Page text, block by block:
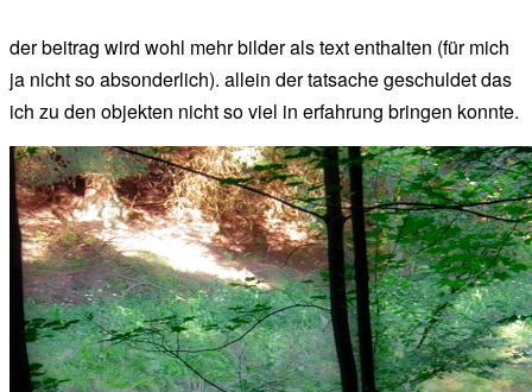
der beitrag wird wohl mehr bilder als text enthalten (für mich
ja nicht so absonderlich). allein der tatsache geschuldet das
ich zu den objekten nicht so viel in erfahrung bringen konnte.